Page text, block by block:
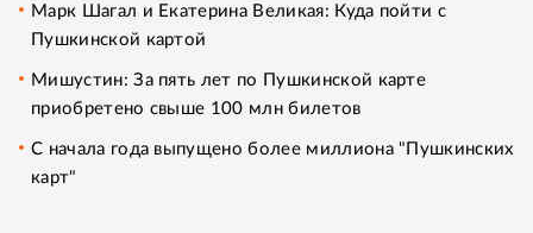
Марк Шагал и Екатерина Великая: Куда пойти с
Пушкинской картой
Мишустин: За пять лет по Пушкинской карте
приобретено свыше 100 млн билетов
С начала года выпущено более миллиона "Пушкинских
карт"